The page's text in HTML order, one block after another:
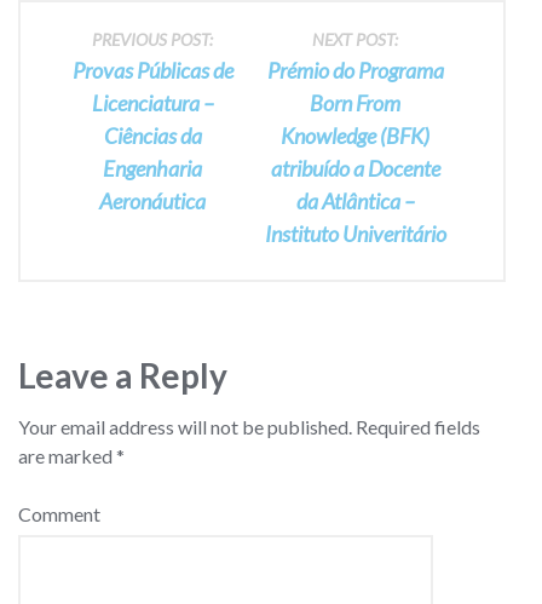
Post
navigation
PREVIOUS POST:
Provas Públicas de
Licenciatura –
Ciências da
Engenharia
Aeronáutica
NEXT POST:
Prémio do Programa
Born From
Knowledge (BFK)
atribuído a Docente
da Atlântica –
Instituto Univeritário
Leave a Reply
Your email address will not be published. Required fields
are marked *
Comment